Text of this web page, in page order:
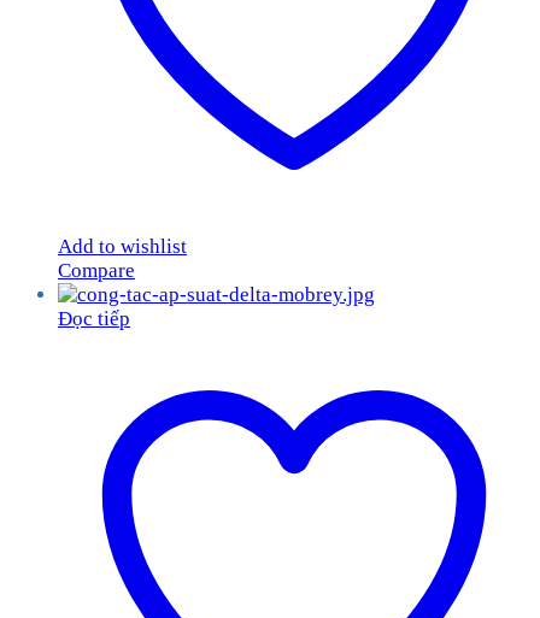
Add to wishlist
Compare
Đọc tiếp